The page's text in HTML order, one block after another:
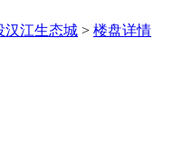
汉江生态城 > 楼盘详情